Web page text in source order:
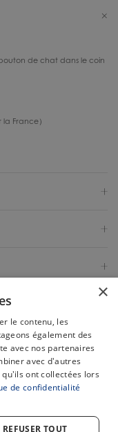
de chat dans le coin
France）
Tous les droits sont
×
le contenu, les
également des
avec nos partenaires
avec d'autres
ont collectées lors
de confidentialité
REFUSER TOUT